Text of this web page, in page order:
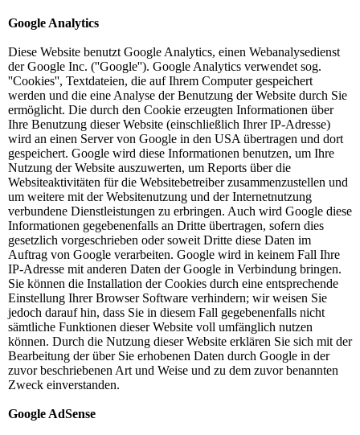
Google Analytics
Diese Website benutzt Google Analytics, einen Webanalysedienst
der Google Inc. (''Google''). Google Analytics verwendet sog.
''Cookies'', Textdateien, die auf Ihrem Computer gespeichert
werden und die eine Analyse der Benutzung der Website durch Sie
ermöglicht. Die durch den Cookie erzeugten Informationen über
Ihre Benutzung dieser Website (einschließlich Ihrer IP-Adresse)
wird an einen Server von Google in den USA übertragen und dort
gespeichert. Google wird diese Informationen benutzen, um Ihre
Nutzung der Website auszuwerten, um Reports über die
Websiteaktivitäten für die Websitebetreiber zusammenzustellen und
um weitere mit der Websitenutzung und der Internetnutzung
verbundene Dienstleistungen zu erbringen. Auch wird Google diese
Informationen gegebenenfalls an Dritte übertragen, sofern dies
gesetzlich vorgeschrieben oder soweit Dritte diese Daten im
Auftrag von Google verarbeiten. Google wird in keinem Fall Ihre
IP-Adresse mit anderen Daten der Google in Verbindung bringen.
Sie können die Installation der Cookies durch eine entsprechende
Einstellung Ihrer Browser Software verhindern; wir weisen Sie
jedoch darauf hin, dass Sie in diesem Fall gegebenenfalls nicht
sämtliche Funktionen dieser Website voll umfänglich nutzen
können. Durch die Nutzung dieser Website erklären Sie sich mit der
Bearbeitung der über Sie erhobenen Daten durch Google in der
zuvor beschriebenen Art und Weise und zu dem zuvor benannten
Zweck einverstanden.
Google AdSense